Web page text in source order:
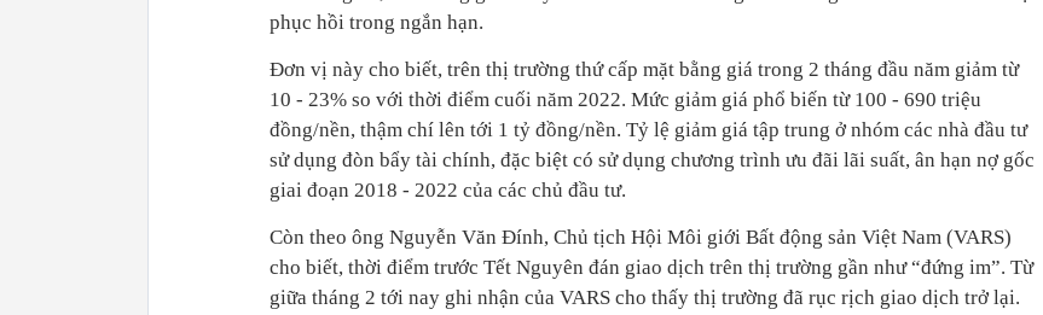
phục hồi trong ngắn hạn.
Đơn vị này cho biết, trên thị trường thứ cấp mặt bằng giá trong 2 tháng đầu năm giảm từ
10 - 23% so với thời điểm cuối năm 2022. Mức giảm giá phổ biến từ 100 - 690 triệu
đồng/nền, thậm chí lên tới 1 tỷ đồng/nền. Tỷ lệ giảm giá tập trung ở nhóm các nhà đầu tư
sử dụng đòn bẩy tài chính, đặc biệt có sử dụng chương trình ưu đãi lãi suất, ân hạn nợ gốc
giai đoạn 2018 - 2022 của các chủ đầu tư.
Còn theo ông Nguyễn Văn Đính, Chủ tịch Hội Môi giới Bất động sản Việt Nam (VARS)
cho biết, thời điểm trước Tết Nguyên đán giao dịch trên thị trường gần như “đứng im”. Từ
giữa tháng 2 tới nay ghi nhận của VARS cho thấy thị trường đã rục rịch giao dịch trở lại.